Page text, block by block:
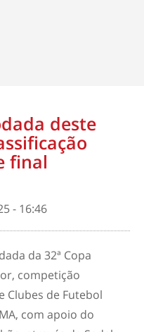
deste
final
- 16:46
da 32ª Copa
competição
Clubes de Futebol
com apoio do